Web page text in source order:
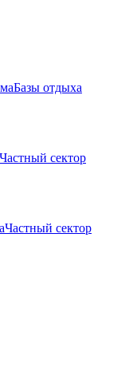
Базы отдыха
Частный сектор
Частный сектор